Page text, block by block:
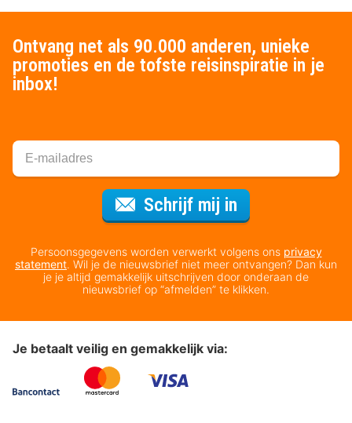
Ontvang net als 90.000 anderen, unieke
promoties en de tofste reisinspiratie in je
inbox!
Schrijf mij in
Persoonsgegevens worden verwerkt volgens ons privacy
statement. Wil je de nieuwsbrief niet meer ontvangen? Dan kun
je je altijd gemakkelijk uitschrijven door onderaan de
nieuwsbrief op “afmelden” te klikken.
Je betaalt veilig en gemakkelijk via: